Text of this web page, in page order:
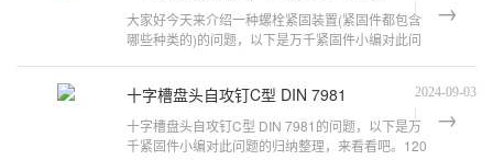
大家好今天来介绍一种螺栓紧固装置(紧固件都包含
哪些种类的)的问题，以下是万千紧固件小编对此问
十字槽盘头自攻钉C型 DIN 7981 2024-09-03
十字槽盘头自攻钉C型 DIN 7981的问题，以下是万
千紧固件小编对此问题的归纳整理，来看看吧。120